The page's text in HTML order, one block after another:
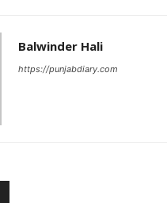
Balwinder Hali
https://punjabdiary.com